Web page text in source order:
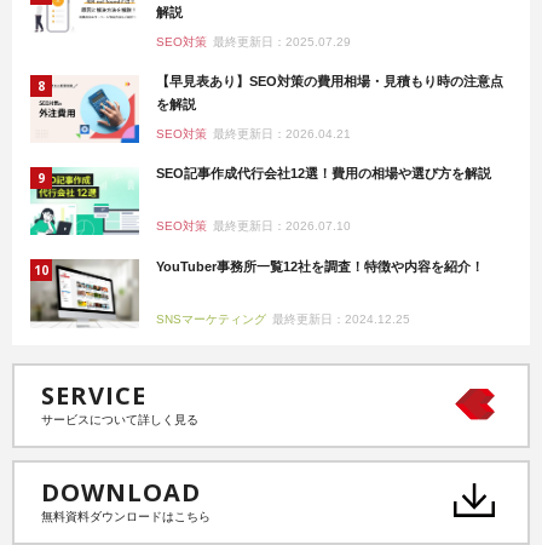
解説
SEO対策 最終更新日：2025.07.29
【早見表あり】SEO対策の費用相場・見積もり時の注意点
を解説
SEO対策 最終更新日：2026.04.21
SEO記事作成代行会社12選！費用の相場や選び方を解説
SEO対策 最終更新日：2026.07.10
YouTuber事務所一覧12社を調査！特徴や内容を紹介！
SNSマーケティング 最終更新日：2024.12.25
SERVICE
サービスについて詳しく見る
DOWNLOAD
無料資料ダウンロードはこちら